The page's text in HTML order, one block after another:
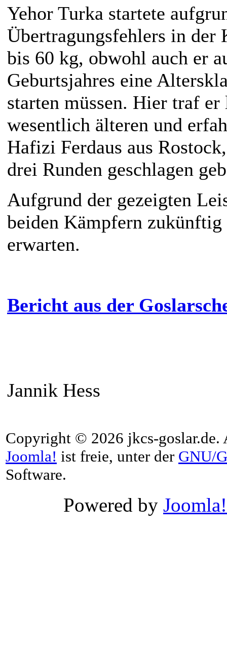
Yehor Turka startete
Übertragungsfehlers in der
bis 60 kg, obwohl auch er
Geburtsjahres eine
starten müssen. Hier traf
wesentlich älteren und
Hafizi Ferdaus aus
drei Runden geschlagen
Aufgrund der gezeigten
beiden Kämpfern
erwarten.
Bericht aus der
Jannik Hess
Copyright © 2026 jkcs-goslar.de.
Joomla! ist freie, unter der GNU/
Software.
Powered by Joomla!